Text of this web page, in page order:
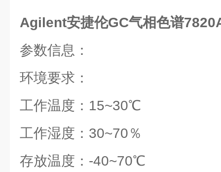
Agilent安捷伦GC气相色谱
参数信息：
环境要求：
工作温度：15~30℃
工作湿度：30~70％
存放温度：-40~70℃